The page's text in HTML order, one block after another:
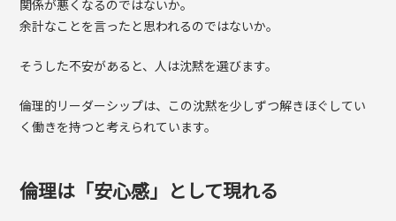
関係が悪くなるのではないか。
余計なことを言ったと思われるのではないか。
そうした不安があると、人は沈黙を選びます。
倫理的リーダーシップは、この沈黙を少しずつ解きほぐしてい
く働きを持つと考えられています。
倫理は「安心感」として現れる